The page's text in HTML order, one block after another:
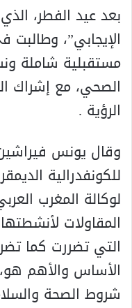
بعد عيد الفطر،
الإيجابي”،
مستقبلية شاملة
الصحي، مع إشراك
الرؤية .
وقال يونس
للكونفدرالية
لوكالة المغرب
المقاولات
التي تضررت كما
الأساس والأهم
شروط الصحة